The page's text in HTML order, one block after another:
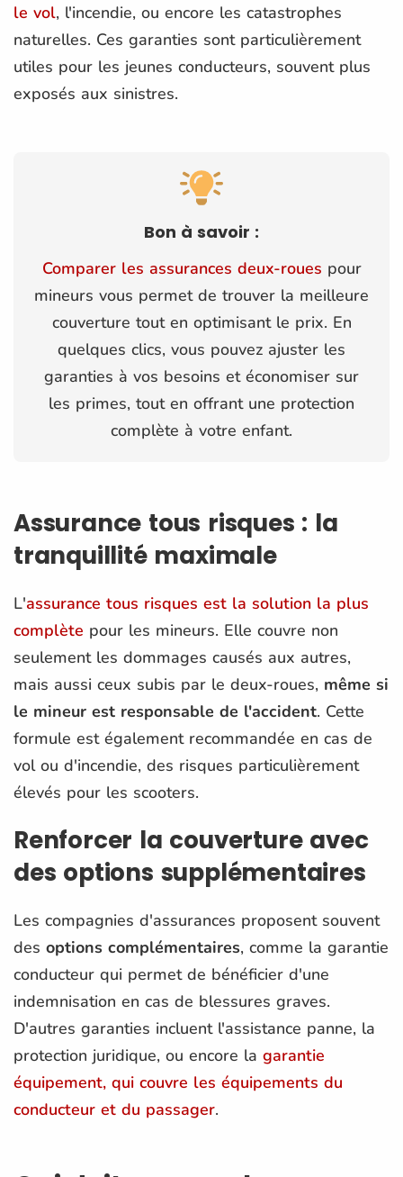
le vol, l'incendie, ou encore les catastrophes
naturelles​. Ces garanties sont particulièrement
utiles pour les jeunes conducteurs, souvent plus
exposés aux sinistres.
Bon à savoir :
Comparer les assurances deux-roues pour
mineurs vous permet de trouver la meilleure
couverture tout en optimisant le prix. En
quelques clics, vous pouvez ajuster les
garanties à vos besoins et économiser sur
les primes, tout en offrant une protection
complète à votre enfant.
Assurance tous risques : la
tranquillité maximale
L'assurance tous risques est la solution la plus
complète pour les mineurs. Elle couvre non
seulement les dommages causés aux autres,
mais aussi ceux subis par le deux-roues, même si
le mineur est responsable de l'accident​. Cette
formule est également recommandée en cas de
vol ou d'incendie, des risques particulièrement
élevés pour les scooters​.
Renforcer la couverture avec
des options supplémentaires
Les compagnies d'assurances proposent souvent
des options complémentaires, comme la garantie
conducteur qui permet de bénéficier d'une
indemnisation en cas de blessures graves.
D'autres garanties incluent l'assistance panne, la
protection juridique, ou encore la garantie
équipement, qui couvre les équipements du
conducteur et du passager​.